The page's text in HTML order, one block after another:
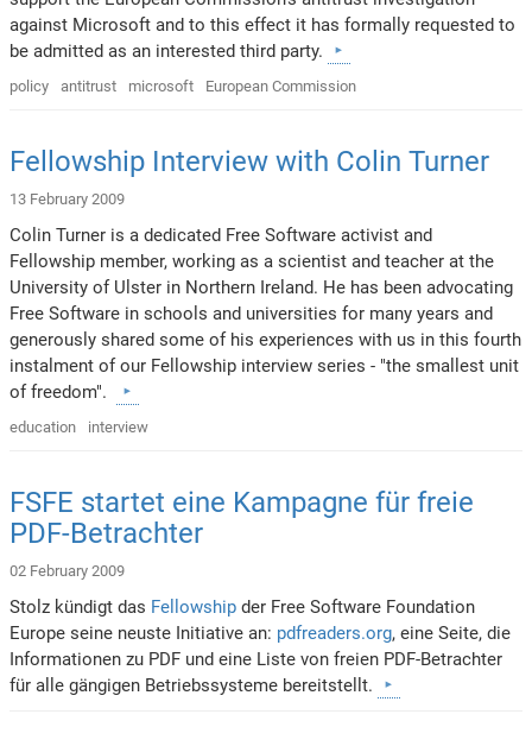
against Microsoft and to this effect it has formally requested to
be admitted as an interested third party.
policy antitrust microsoft European Commission
Fellowship Interview with Colin Turner
13 February 2009
Colin Turner is a dedicated Free Software activist and
Fellowship member, working as a scientist and teacher at the
University of Ulster in Northern Ireland. He has been advocating
Free Software in schools and universities for many years and
generously shared some of his experiences with us in this fourth
instalment of our Fellowship interview series - "the smallest unit
of freedom".
education interview
FSFE startet eine Kampagne für freie
PDF-Betrachter
02 February 2009
Stolz kündigt das Fellowship der Free Software Foundation
Europe seine neuste Initiative an: pdfreaders.org, eine Seite, die
Informationen zu PDF und eine Liste von freien PDF-Betrachter
für alle gängigen Betriebssysteme bereitstellt.